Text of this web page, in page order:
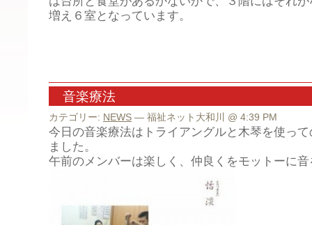
増え６室となっています。
音楽療法
カテゴリー: NEWS — 福祉ネット大和川 @ 4:39 PM
今日の音楽療法はトライアングルと木琴を使っ
ました。
午前のメンバーは楽しく、仲良くをモットーに